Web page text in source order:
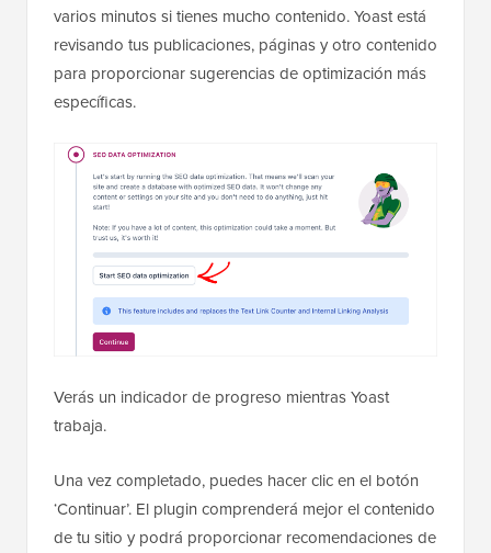
varios minutos si tienes mucho contenido. Yoast está
revisando tus publicaciones, páginas y otro contenido
para proporcionar sugerencias de optimización más
específicas.
Verás un indicador de progreso mientras Yoast
trabaja.
Una vez completado, puedes hacer clic en el botón
‘Continuar’. El plugin comprenderá mejor el contenido
de tu sitio y podrá proporcionar recomendaciones de